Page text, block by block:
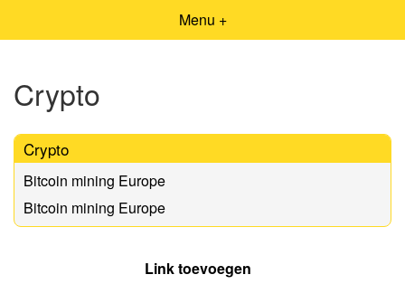
Menu +
Crypto
Crypto
Bitcoin mining Europe
Bitcoin mining Europe
Link toevoegen